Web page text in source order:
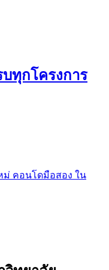
ทุกโครงการ
ม่ คอนโดมือสอง ใน